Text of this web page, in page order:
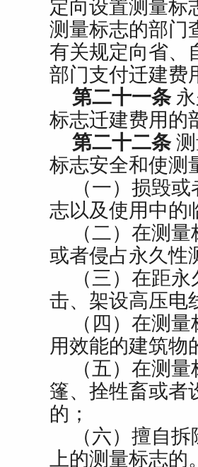
定向设置测量标
测量标志的部门
有关规定向省、
部门支付迁建费
第二十一条永
标志迁建费用的
第二十二条测
标志安全和使测
（一）损毁
志以及使用中的
（二）在测
或者侵占永久性
（三）在距
击、架设高压电
（四）在测
用效能的建筑物
（五）在测
篷、拴牲畜或者
的；
（六）擅自
上的测量标志的